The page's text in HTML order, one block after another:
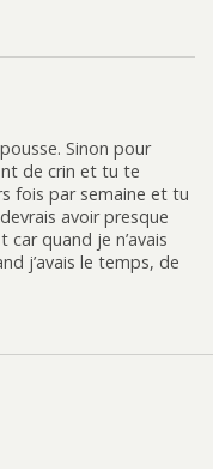
Sinon pour
de crin et tu te
fois par semaine et tu
avoir presque
quand je n’avais
j’avais le temps, de